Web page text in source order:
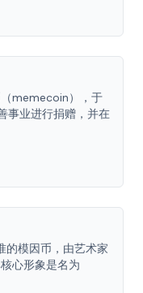
memecoin），于
事业进行捐赠，并在
的模因币，由艺术家
心形象是名为